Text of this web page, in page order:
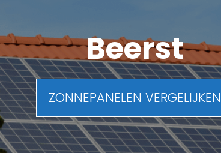
Beerst
ZONNEPANELEN VERGELIJKEN